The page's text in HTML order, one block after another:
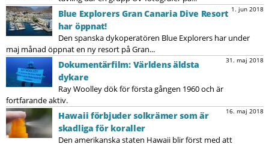
1. jun 2018
Blue Explorers Gran Canaria Dive Resort
har öppnat!
Den spanska dykoperatören Blue Explorers har under
maj månad öppnat en ny resort på Gran...
31. maj 2018
Dokumentärfilm: Världens äldsta
dykare
Ray Woolley dök för första gången 1960 och är
fortfarande aktiv.
16. maj 2018
Hawaii förbjuder solkrämer som är
skadliga för koraller
Den amerikanska staten Hawaii blir först med att